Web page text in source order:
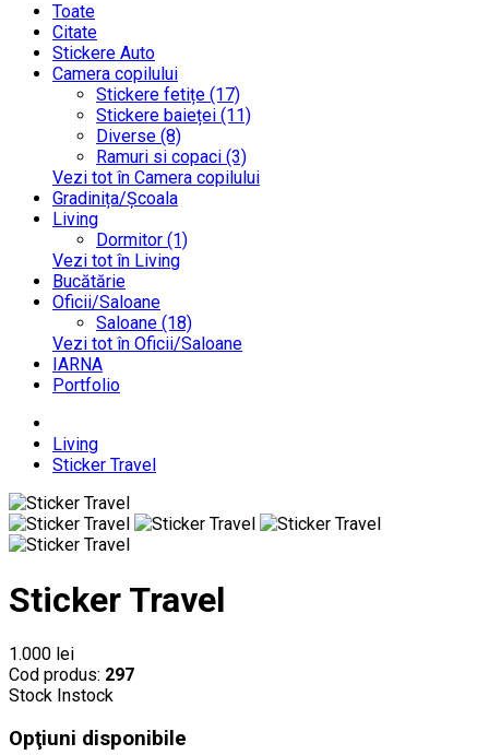
Toate
Citate
Stickere Auto
Camera copilului
Stickere fetițe (17)
Stickere baieței (11)
Diverse (8)
Ramuri si copaci (3)
Vezi tot în Camera copilului
Gradinița/Școala
Living
Dormitor (1)
Vezi tot în Living
Bucătărie
Oficii/Saloane
Saloane (18)
Vezi tot în Oficii/Saloane
IARNA
Portfolio
Living
Sticker Travel
Sticker Travel
1.000 lei
Cod produs: 297
Stock Instock
Opţiuni disponibile